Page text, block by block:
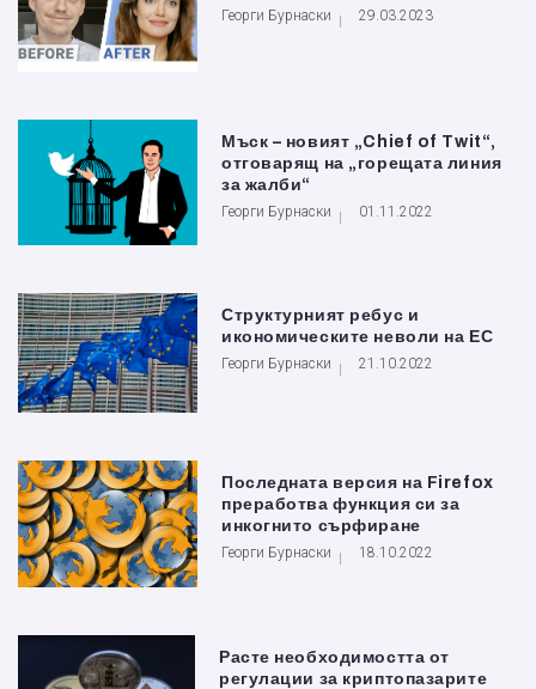
Георги Бурнаски 29.03.2023
Мъск – новият „Chief of Twit“,
отговарящ на „горещата линия
за жалби“
Георги Бурнаски 01.11.2022
Структурният ребус и
икономическите неволи на ЕС
Георги Бурнаски 21.10.2022
Последната версия на Firefox
преработва функция си за
инкогнито сърфиране
Георги Бурнаски 18.10.2022
Расте необходимостта от
регулации за криптопазарите